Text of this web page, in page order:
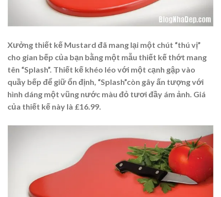
Xưởng thiết kế Mustard đã mang lại một chút “thú vị”
cho gian bếp của bạn bằng một mẫu thiết kế thớt mang
tên “Splash”. Thiết kế khéo léo với một cạnh gập vào
quầy bếp để giữ ổn định, “Splash”còn gây ấn tượng với
hình dáng một vũng nước màu đỏ tươi đầy ám ảnh. Giá
của thiết kế này là £16.99.